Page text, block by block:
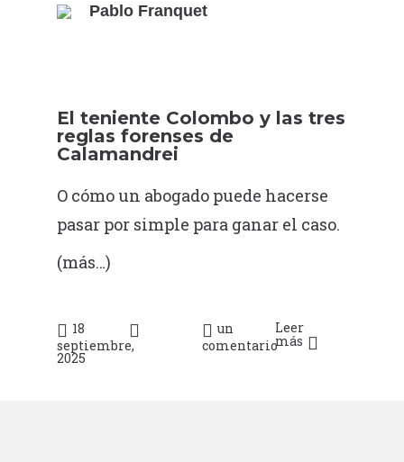
Pablo Franquet
El teniente Colombo y las tres
reglas forenses de
Calamandrei
O cómo un abogado puede hacerse
pasar por simple para ganar el caso.
(más…)
18
septiembre,
2025
un
comentario
Leer
más